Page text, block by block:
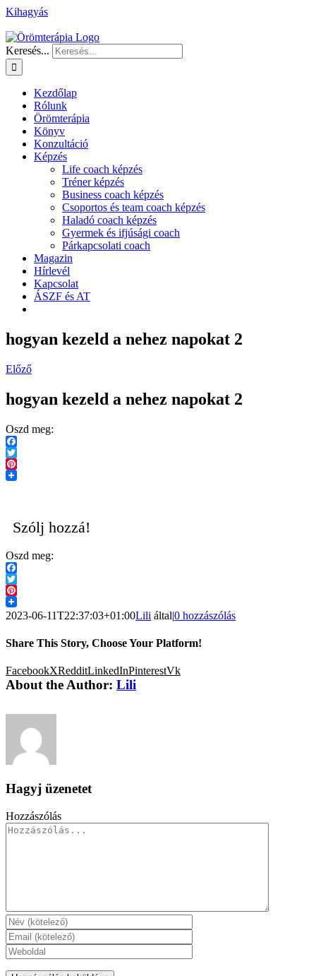
Kihagyás
Keresés...
Kezdőlap
Rólunk
Örömterápia
Könyv
Konzultáció
Képzés
Life coach képzés
Tréner képzés
Business coach képzés
Csoportos és team coach képzés
Haladó coach képzés
Gyermek és ifjúsági coach
Párkapcsolati coach
Magazin
Hírlevél
Kapcsolat
ÁSZF és AT
hogyan kezeld a nehez napokat 2
Előző
hogyan kezeld a nehez napokat 2
Oszd meg:
Facebook
Twitter
Pinterest
Szólj hozzá!
Oszd meg:
Facebook
Twitter
Pinterest
2023-06-11T22:37:03+01:00Lili által|0 hozzászólás
Share This Story, Choose Your Platform!
FacebookXRedditLinkedInPinterestVk
About the Author: Lili
Hagyj üzenetet
Hozzászólás